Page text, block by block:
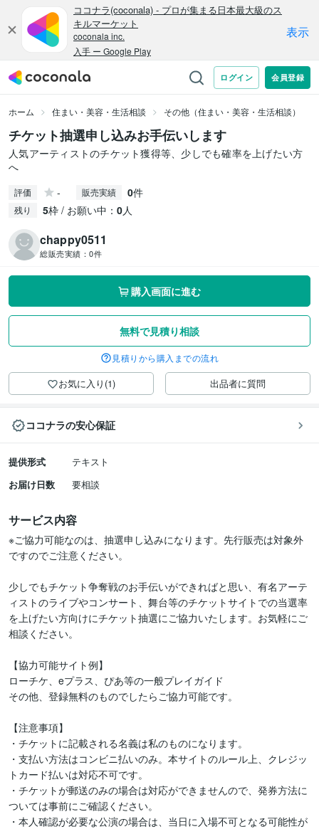
ホーム 住まい・美容・生活相談 その他（住まい・美容・生活相談）
チケット抽選申し込みお手伝いします
人気アーティストのチケット獲得等、少しでも確率を上げたい方
へ
評価 - 販売実績 0件
残り 5枠 / お願い中： 0人
chappy0511
総販売実績： 0件
購入画面に進む
無料で見積り相談
見積りから購入までの流れ
お気に入り(1) 出品者に質問
ココナラの安心保証
提供形式
テキスト
お届け日数
要相談
サービス内容
※ご協力可能なのは、抽選申し込みになります。先行販売は対象外
ですのでご注意ください。
少しでもチケット争奪戦のお手伝いができればと思い、有名アーテ
ィストのライブやコンサート、舞台等のチケットサイトでの当選率
を上げたい方向けにチケット抽選にご協力いたします。お気軽にご
相談ください。
【協力可能サイト例】
ローチケ、eプラス、ぴあ等の一般プレイガイド
その他、登録無料のものでしたらご協力可能です。
【注意事項】
・チケットに記載される名義は私のものになります。
・支払い方法はコンビニ払いのみ。本サイトのルール上、クレジッ
トカード払いは対応不可です。
・チケットが郵送のみの場合は対応ができませんので、発券方法に
ついては事前にご確認ください。
・本人確認が必要な公演の場合は、当日に入場不可となる可能性が